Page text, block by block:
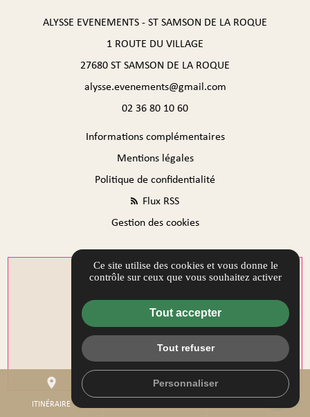
place
ITINÉRAIRE
mail
ALYSSE EVENEMENTS - ST SAMSON DE LA ROQUE
1 ROUTE DU VILLAGE
27680 ST SAMSON DE LA ROQUE
alysse.evenements@gmail.com
02 36 80 10 60
Informations complémentaires
Mentions légales
Politique de confidentialité
Flux RSS
Gestion des cookies
Ce site utilise des cookies et vous donne le
contrôle sur ceux que vous souhaitez activer
Tout accepter
Tout refuser
Personnaliser